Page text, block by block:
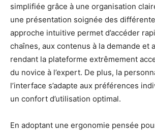
simplifiée grâce à une organisation
une présentation soignée des
approche intuitive permet d’accéder
chaînes, aux contenus à la demande et
rendant la plateforme extrêmement
du novice à l’expert. De plus, la
l’interface s’adapte aux préférences
un confort d’utilisation optimal.
En adoptant une ergonomie pensée